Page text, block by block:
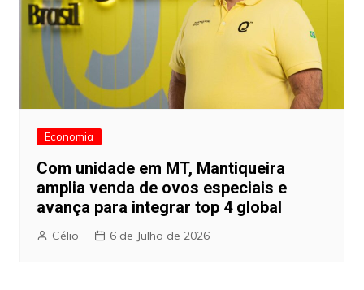
Economia
Com unidade em MT, Mantiqueira
amplia venda de ovos especiais e
avança para integrar top 4 global
Célio 6 de Julho de 2026